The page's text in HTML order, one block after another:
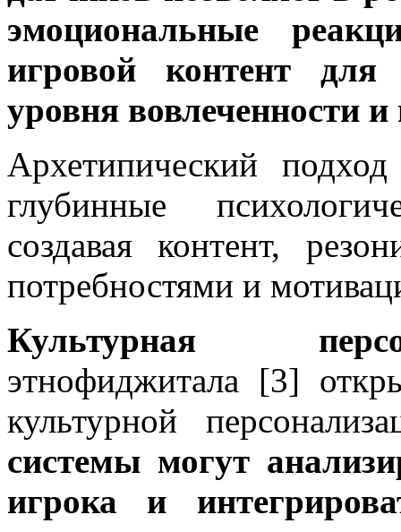
эмоциональные
игровой контент для
уровня вовлеченности
Архетипический
глубинные
создавая контент,
потребностями и
Культурная
этнофиджитала [3]
культурной
системы могут
игрока и